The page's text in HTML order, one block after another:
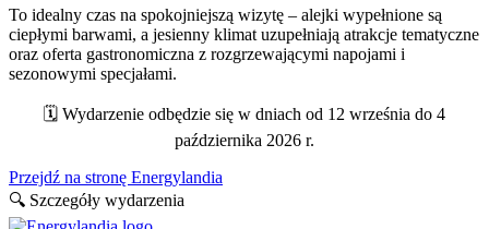
To idealny czas na spokojniejszą wizytę – alejki wypełnione są
ciepłymi barwami, a jesienny klimat uzupełniają atrakcje tematyczne
oraz oferta gastronomiczna z rozgrzewającymi napojami i
sezonowymi specjałami.
🗓️ Wydarzenie odbędzie się w dniach od 12 września do 4
października 2026 r.
Przejdź na stronę Energylandia
🔍 Szczegóły wydarzenia